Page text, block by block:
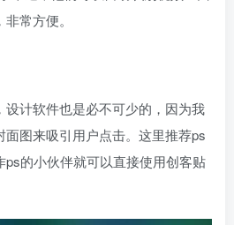
常方便。
设计软件也是必不可少的，因为我
图来吸引用户点击。这里推荐ps
的小伙伴就可以直接使用创客贴